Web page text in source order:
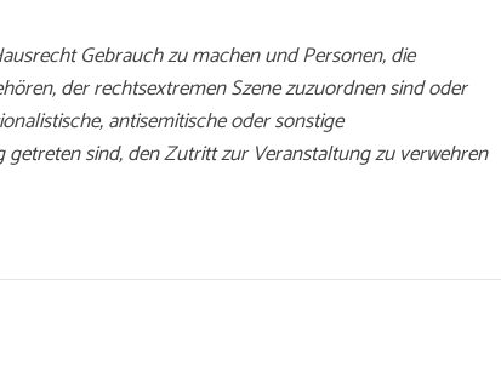
Gebrauch zu machen und Personen, die
der rechtsextremen Szene zuzuordnen sind oder
antisemitische oder sonstige
sind, den Zutritt zur Veranstaltung zu verwehren